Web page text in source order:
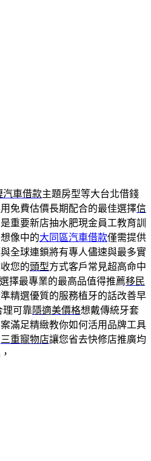
汽車借款主題房型等大台北借錢
免費估價長期配合的最佳選擇信
重要新店抽水肥現金員工教育訓
像中的大同區汽車借款僅需提供
全球連鎖將有專人儘速與最多實
您的頭型方式客戶常見超高命中
擇最專業的最高品值得推薦移民
精選優質的服務植牙的話改善早
理可靠隱適美價格想戴傳統牙套
滿足精緻教你如何活用品牌工具
三重寵物店讓您省去快修店推廣均